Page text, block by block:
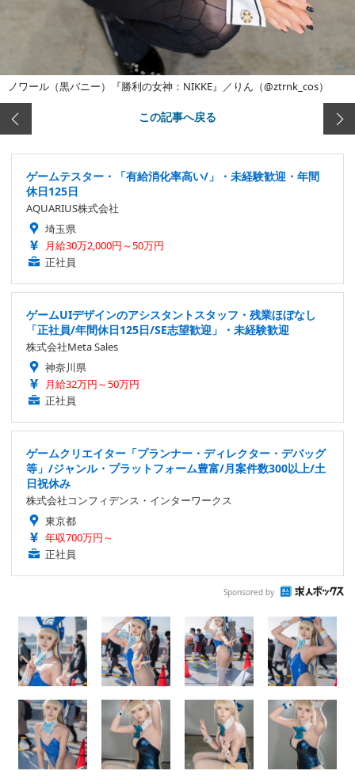
ノワール（黒バニー）『勝利の女神：NIKKE』／りん（@ztrnk_cos）
この記事へ戻る
ゲームテスター・「有給消化率高い/」・未経験歓迎・年間
休日125日
AQUARIUS株式会社
埼玉県
月給30万2,000円～50万円
正社員
ゲームUIデザインのアシスタントスタッフ・残業ほぼなし
「正社員/年間休日125日/SE志望歓迎」・未経験歓迎
株式会社Meta Sales
神奈川県
月給32万円～50万円
正社員
ゲームクリエイター「プランナー・ディレクター・デバッグ
等」/ジャンル・プラットフォーム豊富/月案件数300以上/土
日祝休み
株式会社コンフィデンス・インターワークス
東京都
年収700万円～
正社員
Sponsored by